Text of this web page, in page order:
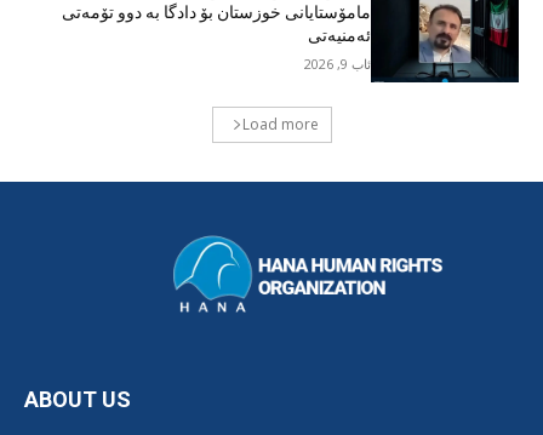
مامۆستایانی خوزستان بۆ دادگا بە دوو تۆمەتی
ئەمنیەتی
ئاب 9, 2026
Load more
ABOUT US